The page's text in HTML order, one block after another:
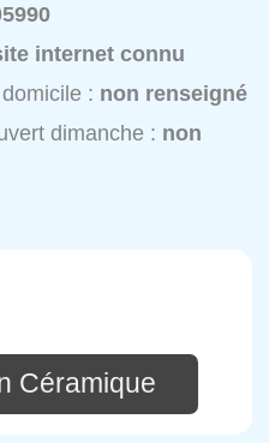
internet connu
: non renseigné
dimanche : non
Céramique